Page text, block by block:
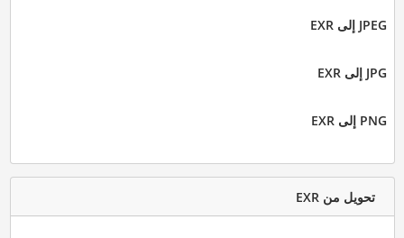
JPEG إلى EXR
JPG إلى EXR
PNG إلى EXR
تحويل من EXR